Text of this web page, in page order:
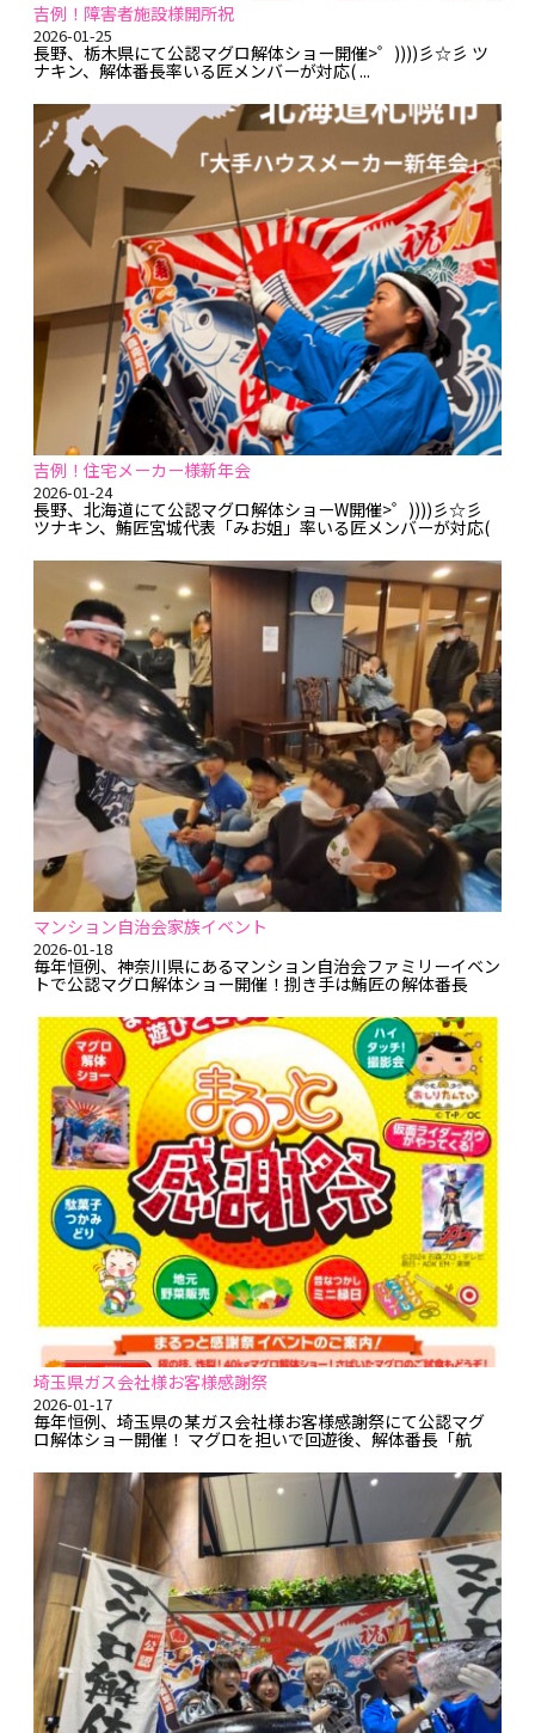
吉例！障害者施設様開所祝
2026-01-25
長野、栃木県にて公認マグロ解体ショー開催>゜))))彡☆彡 ツ
ナキン、解体番長率いる匠メンバーが対応( ...
吉例！住宅メーカー様新年会
2026-01-24
長野、北海道にて公認マグロ解体ショーW開催>゜))))彡☆彡
ツナキン、鮪匠宮城代表「みお姐」率いる匠メンバーが対応(
マンション自治会家族イベント
2026-01-18
毎年恒例、神奈川県にあるマンション自治会ファミリーイベン
トで公認マグロ解体ショー開催！捌き手は鮪匠の解体番長
「航太」が担当！冒頭の口上の後、1級マグロ解体師認定証を
提示し鐘の合図で鮪匠BGMスタート♪ 間髪入れずにマグロ
の入刀(*｀▽´)o／>゜)) ))彡ｽﾊﾟｯ☆Σ【◎】ω￣*) その後、
各種包丁を使い、背腹と切り分け腹の一節は一番長い包丁、
長尺を使用し皆さん参加型のお祭りモードで豪快に解体し、
中落ちの食レポタイムヾ(＞▽､＜) ﾍ(ﾟ▽､ﾟ*)ﾉ♪ 毎度の如く
ショーで盛り上がったあとは捌きたての天然本マグロ（大間産
／延縄）を150人前のお寿司（1人前5貫）にしてご提供～ヾ
(≧▽≦)ﾉヾ(￣～(￣〃)♪ 毎度ご用命いただき有難うござい
ます<(＿ ...
埼玉県ガス会社様お客様感謝祭
2026-01-17
毎年恒例、埼玉県の某ガス会社様お客様感謝祭にて公認マグ
ロ解体ショー開催！ マグロを担いで回遊後、解体番長「航
丸／延縄）40㎏を200人前のお寿司にしてご提供～(*｀▽
´)_┳┳ヾ(ﾟ▽､ﾟ*)ﾉ♪ ...